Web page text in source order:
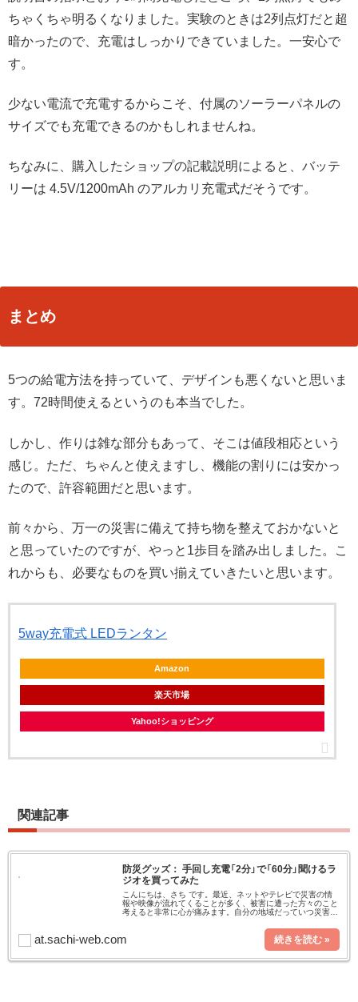
ちゃくちゃ明るくなりました。実験のときは2列点灯だと超
暗かったので、充電はしっかりできていました。一安心で
す。
少ない電流で充電するからこそ、付属のソーラーパネルの
サイズでも充電できるのかもしれませんね。
ちなみに、購入したショップの記載説明によると、バッテ
リーは 4.5V/1200mAh のアルカリ充電式だそうです。
まとめ
5つの給電方法を持っていて、デザインも悪くないと思いま
す。72時間使えるというのも本当でした。
しかし、作りは雑な部分もあって、そこは値段相応という
感じ。ただ、ちゃんと使えますし、機能の割りには安かっ
たので、許容範囲だと思います。
前々から、万一の災害に備えて持ち物を整えておかないと
と思っていたのですが、やっと1歩目を踏み出しました。こ
れからも、必要なものを買い揃えていきたいと思います。
5way充電式 LEDランタン
Amazon
楽天市場
Yahoo!ショッピング
関連記事
防災グッズ： 手回し充電「2分」で「60分」聞けるラ
ジオを買ってみた
こんにちは、さち です。最近、ネットやテレビで災害の情
報や映像が流れてくることが多く、被害に遭った方々のこと
考えると非常に心が痛みます。自分の地域だっていつ災害に
at.sachi-web.com